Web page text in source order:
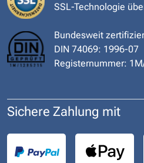
SSL-Technologie
Bundesweit
DIN 74069: 1996-07
Registernummer:
Sichere Zahlung mit